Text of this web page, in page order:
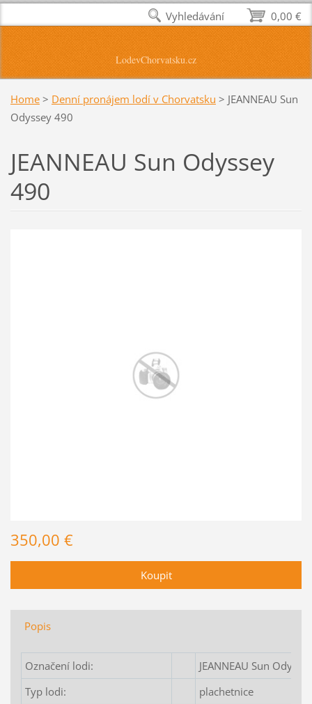
LodevChorvatsku.cz
Home > Denní pronájem lodí v Chorvatsku > JEANNEAU Sun
Odyssey 490
JEANNEAU Sun Odyssey
490
350,00 €
Popis
Označení lodi:
JEANNEAU Sun
Typ lodi:
plachetnice
0,00 €
Vyhledávání